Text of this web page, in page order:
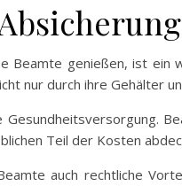
Beamte genießen, ist
nur durch ihre Gehälter
Teil der Kosten
auch rechtliche